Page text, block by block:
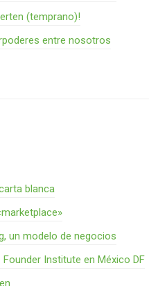
(temprano)!
entre nosotros
blanca
un modelo de negocios
Institute en México DF